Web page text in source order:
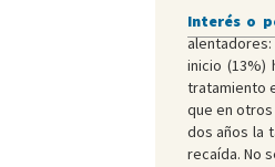
Interés o
inicio (13%)
tratamiento
que en
dos años la
recaída. No